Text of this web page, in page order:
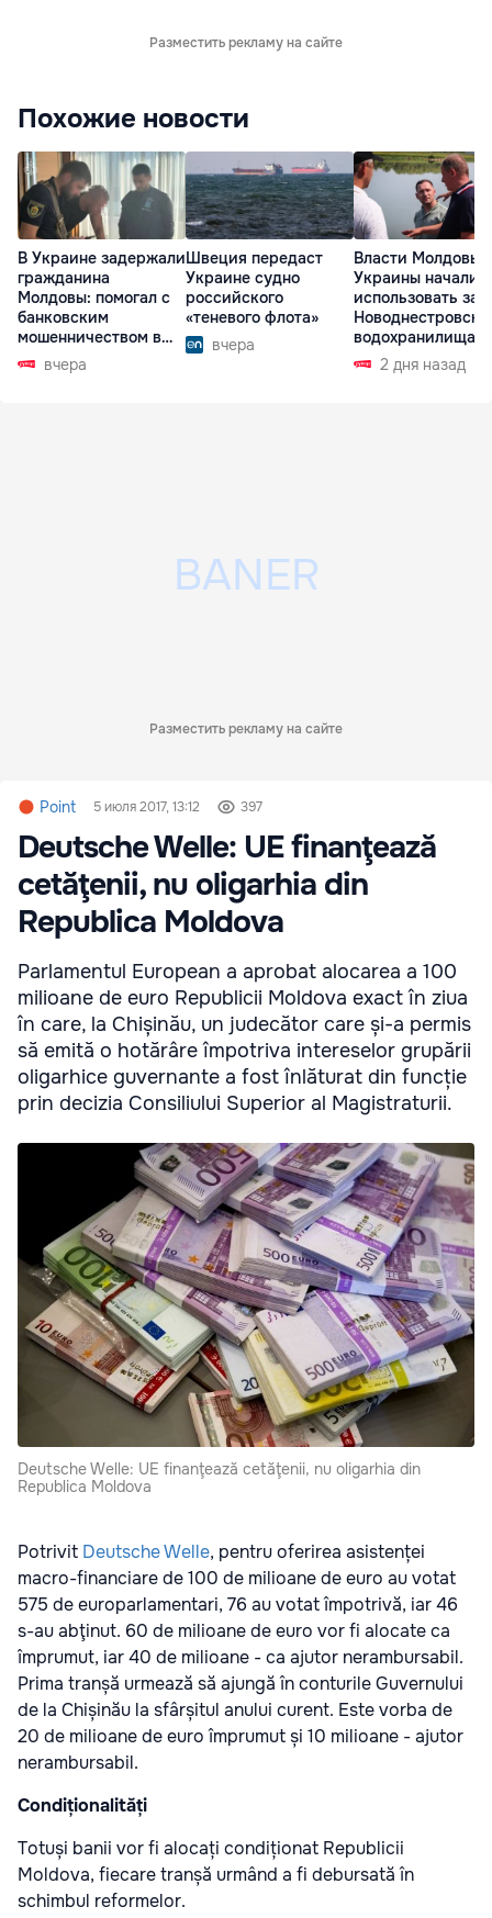
Разместить рекламу на сайте
Похожие новости
В Украине задержали
гражданина
Молдовы: помогал с
банковским
мошенничеством в
Чехиивчера
Швеция передаст
Украине судно
российского
«теневого флота»
вчера
Власти Молдовы
Украины начали
использовать
водохранилища
2 дня назад
Разместить рекламу на сайте
Point 5 июля 2017, 13:12 397
Deutsche Welle: UE finanţează
cetăţenii, nu oligarhia din
Republica Moldova
Parlamentul European a aprobat alocarea a 100
milioane de euro Republicii Moldova exact în ziua
în care, la Chișinău, un judecător care și-a permis
să emită o hotărâre împotriva intereselor grupării
oligarhice guvernante a fost înlăturat din funcție
prin decizia Consiliului Superior al Magistraturii.
Deutsche Welle: UE finanţează cetăţenii, nu oligarhia din
Republica Moldova
Potrivit Deutsche Welle, pentru oferirea asistenței
macro-financiare de 100 de milioane de euro au votat
575 de europarlamentari, 76 au votat împotrivă, iar 46
s-au abţinut. 60 de milioane de euro vor fi alocate ca
împrumut, iar 40 de milioane - ca ajutor nerambursabil.
Prima tranșă urmează să ajungă în conturile Guvernului
de la Chișinău la sfârșitul anului curent. Este vorba de
20 de milioane de euro împrumut și 10 milioane - ajutor
nerambursabil.
Condiționalități
Totuși banii vor fi alocați condiționat Republicii
Moldova, fiecare tranșă urmând a fi debursată în
schimbul reformelor.